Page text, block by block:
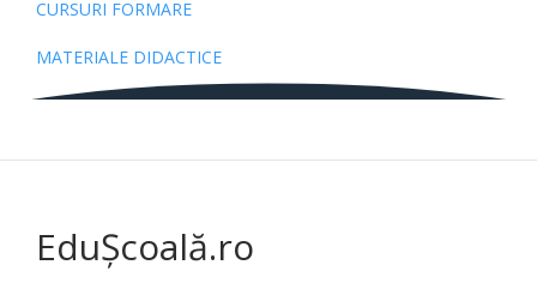
CURSURI FORMARE
MATERIALE DIDACTICE
EduȘcoală.ro